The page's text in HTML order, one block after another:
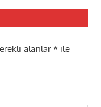
alanlar*ile